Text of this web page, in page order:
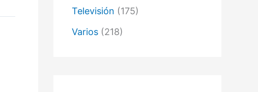
Televisión (175)
Varios (218)